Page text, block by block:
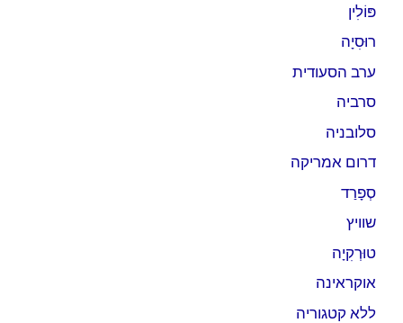
פּוֹלִין
רוּסִיָה
ערב הסעודית
סרביה
סלובניה
דרום אמריקה
סְפָרַד
שוויץ
טוּרְקִיָה
אוקראינה
ללא קטגוריה